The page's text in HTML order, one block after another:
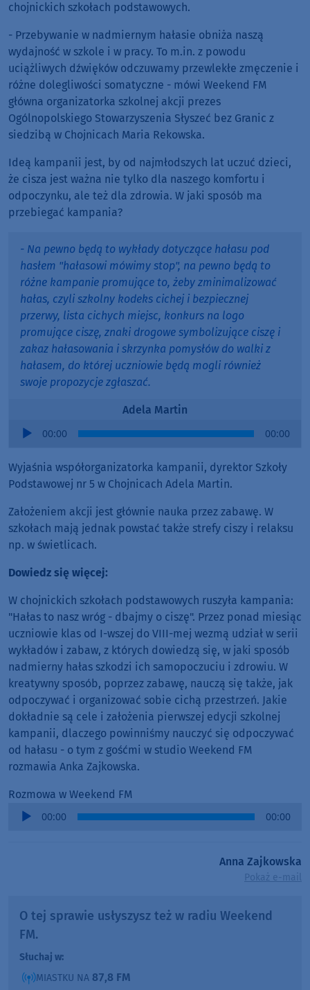
chojnickich szkołach podstawowych.
- Przebywanie w nadmiernym hałasie obniża naszą
wydajność w szkole i w pracy. To m.in. z powodu
uciążliwych dźwięków odczuwamy przewlekłe zmęczenie i
różne dolegliwości somatyczne - mówi Weekend FM
główna organizatorka szkolnej akcji prezes
Ogólnopolskiego Stowarzyszenia Słyszeć bez Granic z
siedzibą w Chojnicach Maria Rekowska.
Ideą kampanii jest, by od najmłodszych lat uczuć dzieci,
że cisza jest ważna nie tylko dla naszego komfortu i
odpoczynku, ale też dla zdrowia. W jaki sposób ma
przebiegać kampania?
- Na pewno będą to wykłady dotyczące hałasu pod
hasłem "hałasowi mówimy stop", na pewno będą to
różne kampanie promujące to, żeby zminimalizować
hałas, czyli szkolny kodeks cichej i bezpiecznej
przerwy, lista cichych miejsc, konkurs na logo
promujące ciszę, znaki drogowe symbolizujące ciszę i
zakaz hałasowania i skrzynka pomysłów do walki z
hałasem, do której uczniowie będą mogli również
swoje propozycje zgłaszać.
Adela Martin
Audio
00:00 00:00
Wyjaśnia współorganizatorka kampanii, dyrektor Szkoły
Podstawowej nr 5 w Chojnicach Adela Martin.
Założeniem akcji jest głównie nauka przez zabawę. W
szkołach mają jednak powstać także strefy ciszy i relaksu
np. w świetlicach.
Dowiedz się więcej:
W chojnickich szkołach podstawowych ruszyła kampania:
"Hałas to nasz wróg - dbajmy o ciszę". Przez ponad miesiąc
uczniowie klas od I-wszej do VIII-mej wezmą udział w serii
wykładów i zabaw, z których dowiedzą się, w jaki sposób
nadmierny hałas szkodzi ich samopoczuciu i zdrowiu. W
kreatywny sposób, poprzez zabawę, nauczą się także, jak
odpoczywać i organizować sobie cichą przestrzeń. Jakie
dokładnie są cele i założenia pierwszej edycji szkolnej
kampanii, dlaczego powinniśmy nauczyć się odpoczywać
od hałasu - o tym z gośćmi w studio Weekend FM
rozmawia Anka Zajkowska.
Rozmowa w Weekend FM
Audio
00:00 00:00
Anna Zajkowska
Pokaż e-mail
O tej sprawie usłyszysz też w radiu Weekend
FM.
Słuchaj w:
MIASTKU NA 87,8 FM